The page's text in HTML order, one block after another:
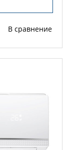
В сравнение